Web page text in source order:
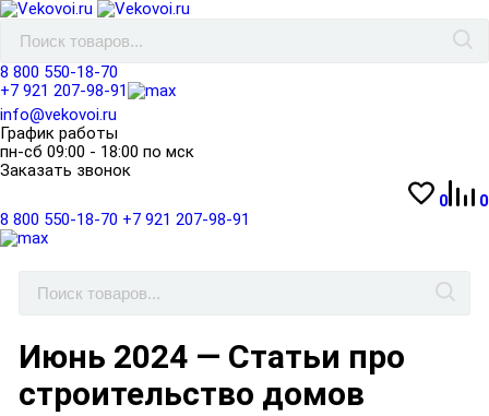
8 800 550-18-70
+7 921 207-98-91
info@vekovoi.ru
График работы
пн-сб 09:00 - 18:00 по мск
Заказать звонок
0
0
8 800 550-18-70 +7 921 207-98-91
Июнь 2024 — Статьи про
строительство домов